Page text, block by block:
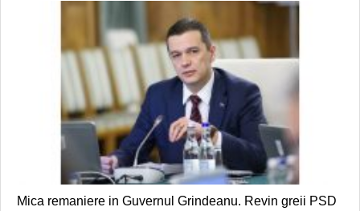
Mica remaniere in Guvernul Grindeanu. Revin greii PSD